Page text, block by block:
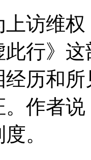
访维
此行》
历和
作者
。